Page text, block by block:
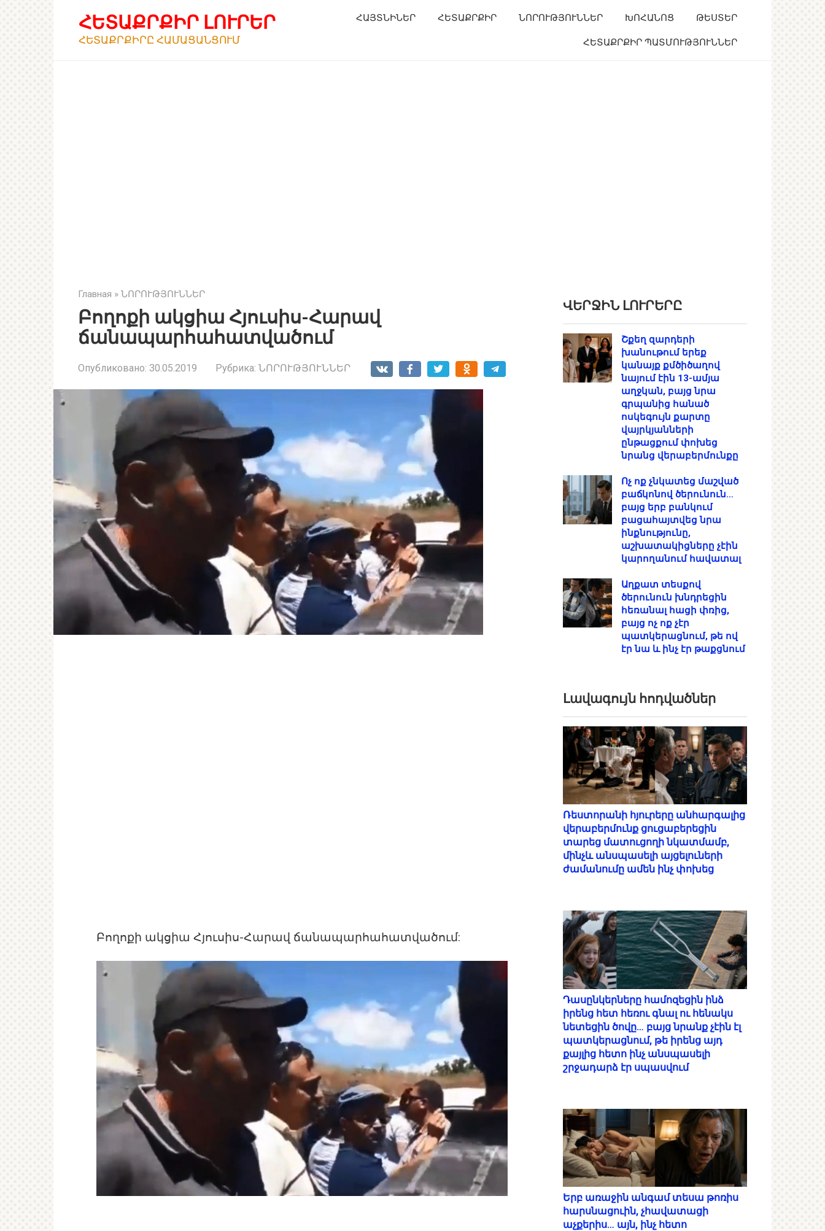
ՀԵՏԱՔՐՔԻՐ ԼՈՒՐԵՐ
ՀԵՏԱՔՐՔԻՐԸ ՀԱՄԱՑԱՆՑՈՒՄ
ՀԱՅՏՆԻՆԵՐ ՀԵՏԱՔՐՔԻՐ ՆՈՐՈՒԹՅՈՒՆՆԵՐ ԽՈՀԱՆՈՑ ԹԵՍՏԵՐ
ՀԵՏԱՔՐՔԻՐ ՊԱՏՄՈՒԹՅՈՒՆՆԵՐ
Главная » ՆՈՐՈՒԹՅՈՒՆՆԵՐ
Բողոքի ակցիա Հյուսիս-Հարավ
ճանապարհահատվածում
Опубликовано: 30.05.2019 Рубрика: ՆՈՐՈՒԹՅՈՒՆՆԵՐ
Բողոքի ակցիա Հյուսիս-Հարավ ճանապարհահատվածում:
ՎԵՐՋԻՆ ԼՈՒՐԵՐԸ
Շքեղ զարդերի
խանութում երեք
կանայք քմծիծաղով
նայում էին 13-ամյա
աղջկան, բայց նրա
գրպանից հանած
ոսկեգույն քարտը
վայրկյանների
ընթացքում փոխեց
նրանց վերաբերմունքը
Ոչ ոք չնկատեց մաշված
բաճկոնով ծերունուն…
բայց երբ բանկում
բացահայտվեց նրա
ինքնությունը,
աշխատակիցները չէին
կարողանում հավատալ
Աղքատ տեսքով
ծերունուն խնդրեցին
հեռանալ հացի փռից,
բայց ոչ ոք չէր
պատկերացնում, թե ով
էր նա և ինչ էր թաքցնում
Լավագույն հոդվածներ
Ռեստորանի հյուրերը անհարգալից
վերաբերմունք ցուցաբերեցին
տարեց մատուցողի նկատմամբ,
մինչև անսպասելի այցելուների
ժամանումը ամեն ինչ փոխեց
Դասընկերները համոզեցին ինձ
իրենց հետ հեռու գնալ ու հենակս
նետեցին ծովը… բայց նրանք չէին էլ
պատկերացնում, թե իրենց այդ
քայլից հետո ինչ անսպասելի
շրջադարձ էր սպասվում
Երբ առաջին անգամ տեսա թոռիս
հարսնացուին, չհավատացի
աչքերիս… այն, ինչ հետո